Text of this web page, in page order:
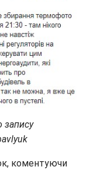
запису
коментуючи